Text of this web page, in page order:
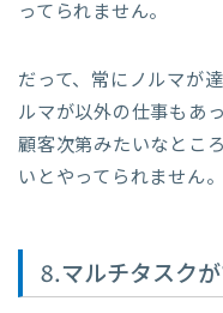
ってられません。
だって、常にノルマが
ルマが以外の仕事もあ
顧客次第みたいなとこ
いとやってられません。
8.マルチタスク